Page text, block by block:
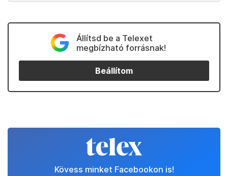
Állítsd be a Telexet
megbízható forrásnak!
Beállítom
Kövess minket Facebookon is!